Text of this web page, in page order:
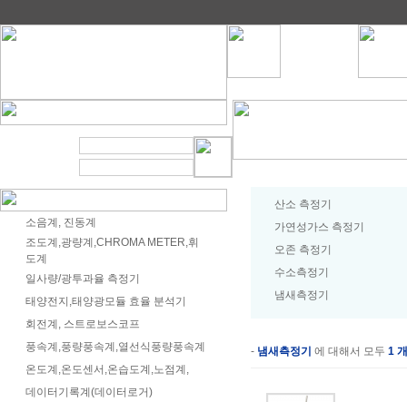
소음계, 진동계
조도계,광량계,CHROMA METER,휘
도계
일사량/광투과율 측정기
태양전지,태양광모듈 효율 분석기
회전계, 스트로보스코프
풍속계,풍량풍속계,열선식풍량풍속계
온도계,온도센서,온습도계,노점계,
데이터기록계(데이터로거)
산소 측정기
가연성가스 측정기
오존 측정기
수소측정기
냄새측정기
- 냄새측정기 에 대해서 모두 1 개